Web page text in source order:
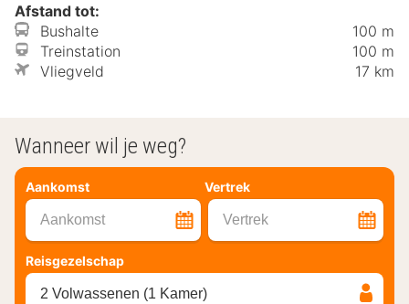
Afstand tot:
Bushalte
100 m
Treinstation
100 m
Vliegveld
17 km
Wanneer wil je weg?
Aankomst Vertrek
Aankomst Vertrek
Reisgezelschap
2 Volwassenen (1 Kamer)